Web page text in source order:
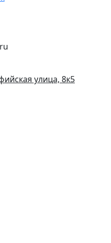
улица, 8к5